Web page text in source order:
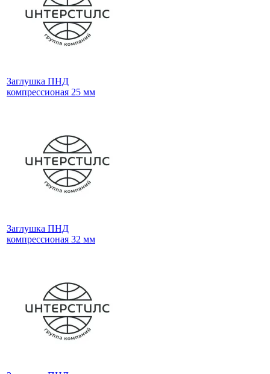
Заглушка ПНД
компрессионая 25 мм
Заглушка ПНД
компрессионая 32 мм